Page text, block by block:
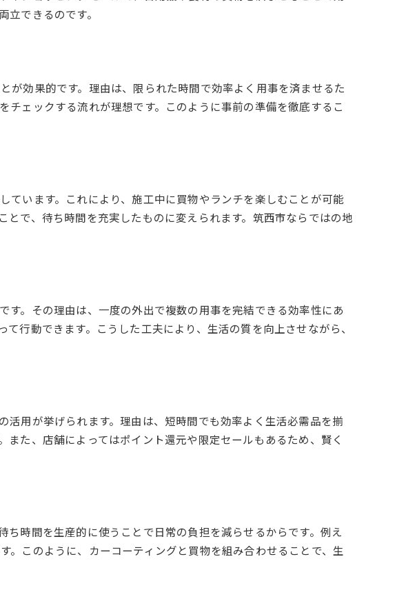
すめ
るアイデア
み方
案
買物するコツ
を両立
すすめ
時短実現
用術
の工夫
効活用
できるのです。
効果的です。理由は、限られた時間で効率よく用事を済ませるた
ェックする流れが理想です。このように事前の準備を徹底するこ
います。これにより、施工中に買物やランチを楽しむことが可能
で、待ち時間を充実したものに変えられます。筑西市ならではの地
。その理由は、一度の外出で複数の用事を完結できる効率性にあ
行動できます。こうした工夫により、生活の質を向上させながら、
用が挙げられます。理由は、短時間でも効率よく生活必需品を揃
た、店舗によってはポイント還元や限定セールもあるため、賢く
時間を生産的に使うことで日常の負担を減らせるからです。例え
このように、カーコーティングと買物を組み合わせることで、生